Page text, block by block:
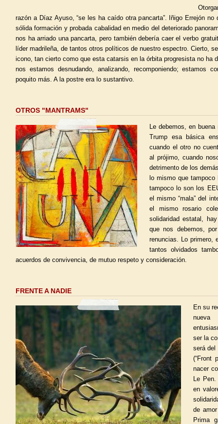
razón a Díaz Ayuso, “se les ha caído otra pancarta”. Iñigo Errejón no
sólida formación y probada cabalidad en medio del deteriorado
nos ha arriado una pancarta, pero también debería caer el verbo
líder madrileña, de tantos otros políticos de nuestro espectro. Cierto,
icono, tan cierto como que esta catarsis en la órbita progresista no ha
nos estamos desnudando, analizando, recomponiendo; estamos
poquito más. A la postre era lo sustantivo.
OTROS "MANTRAMS"
Le debemos, en
Trump esa básica
cuando el otro no
al prójimo, cuando
detrimento de los
lo mismo que
tampoco lo son los
el mismo “mala” del
el mismo rosario
solidaridad estatal,
que nos debemos,
renuncias. Lo primero,
tantos olvidados
acuerdos de convivencia, de mutuo respeto y consideración.
FRENTE A NADIE
En su
nueva
ser la
será del
(“Front
nacer
Le Pen.
en
de
Prima